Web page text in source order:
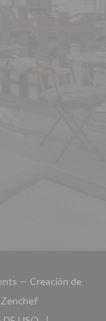
— Creación de
Zenchef((abre en una